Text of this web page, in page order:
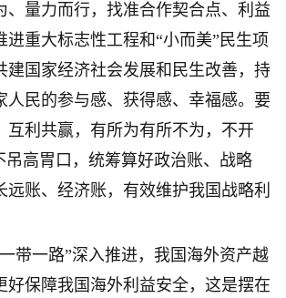
、量力而行，找准合作契合点、利益
进重大标志性工程和“小而美”民生项
建国家经济社会发展和民生改善，持
人民的参与感、获得感、幸福感。要
互利共赢，有所为有所不为，不开
吊高胃口，统筹算好政治账、战略
远账、经济账，有效维护我国战略利
一路”深入推进，我国海外资产越
好保障我国海外利益安全，这是摆在